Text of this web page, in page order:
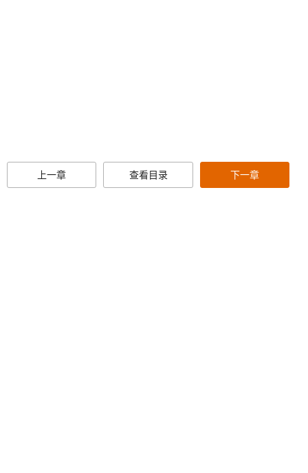
上一章 查看目录 下一章